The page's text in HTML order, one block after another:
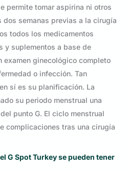
permite tomar aspirina ni otros
semanas previas a la cirugía
todos los medicamentos
y suplementos a base de
examen ginecológico completo
o infección. Tan
sí es su planificación. La
su periodo menstrual una
punto G. El ciclo menstrual
complicaciones tras una cirugía
G Spot Turkey se pueden tener